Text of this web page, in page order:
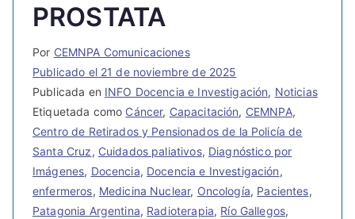
PROSTATA
Por CEMNPA Comunicaciones
Publicado el 21 de noviembre de 2025
Publicada en INFO Docencia e Investigación, Noticias
Etiquetada como Cáncer, Capacitación, CEMNPA,
Centro de Retirados y Pensionados de la Policía de
Santa Cruz, Cuidados paliativos, Diagnóstico por
Imágenes, Docencia, Docencia e Investigación,
enfermeros, Medicina Nuclear, Oncología, Pacientes,
Patagonia Argentina, Radioterapia, Río Gallegos,